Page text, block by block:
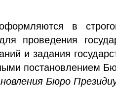
в
проведения
и задания
постановлением
Бюро